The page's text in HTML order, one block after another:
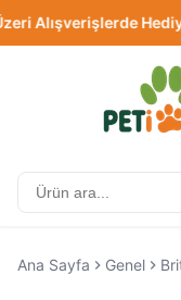
Hediye!
Ana Sayfa Genel